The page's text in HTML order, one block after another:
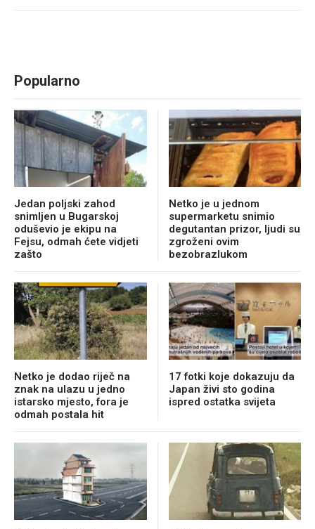
Popularno
Jedan poljski zahod
snimljen u Bugarskoj
oduševio je ekipu na
Fejsu, odmah ćete vidjeti
zašto
Netko je u jednom
supermarketu snimio
degutantan prizor, ljudi su
zgroženi ovim
bezobrazlukom
Netko je dodao riječ na
znak na ulazu u jedno
istarsko mjesto, fora je
odmah postala hit
17 fotki koje dokazuju da
Japan živi sto godina
ispred ostatka svijeta